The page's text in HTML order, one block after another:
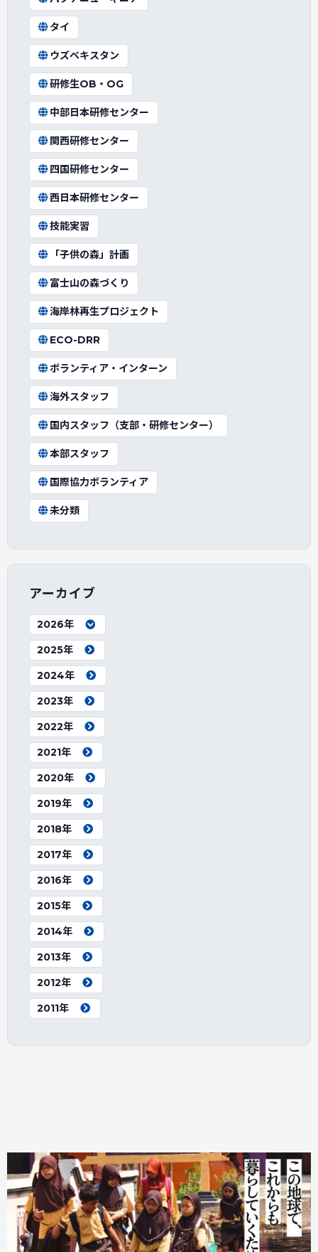
タイ
ウズベキスタン
研修生OB・OG
中部日本研修センター
関西研修センター
四国研修センター
西日本研修センター
技能実習
「子供の森」計画
富士山の森づくり
海岸林再生プロジェクト
ECO-DRR
ボランティア・インターン
海外スタッフ
国内スタッフ（支部・研修センター）
本部スタッフ
国際協力ボランティア
未分類
アーカイブ
2026年
2025年
2024年
2023年
2022年
2021年
2020年
2019年
2018年
2017年
2016年
2015年
2014年
2013年
2012年
2011年